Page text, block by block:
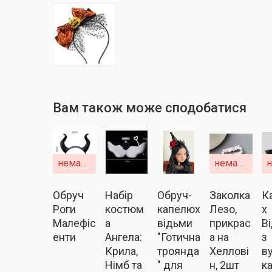
Вам також може сподобатися
немає в наявності
Обруч
Роги
Малефіс
енти
Набір
костюм
а
Ангела:
Крила,
Німб та
Обруч-
капелюх
відьми
"Готична
троянда
" для
немає в наявності
Заколка
Лезо,
прикрас
а на
Хеллові
н, 2шт
х
з